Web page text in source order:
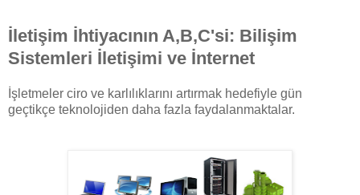
İletişim İhtiyacının A,B,C'si: Bilişim
Sistemleri İletişimi ve İnternet
İşletmeler ciro ve karlılıklarını artırmak hedefiyle gün
geçtikçe teknolojiden daha fazla faydalanmaktalar.